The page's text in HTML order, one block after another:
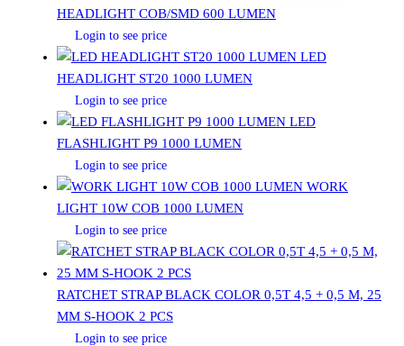
HEADLIGHT COB/SMD 600 LUMEN
Login to see price
LED
HEADLIGHT ST20 1000 LUMEN
Login to see price
LED
FLASHLIGHT P9 1000 LUMEN
Login to see price
WORK
LIGHT 10W COB 1000 LUMEN
Login to see price
RATCHET STRAP BLACK COLOR 0,5T 4,5 + 0,5 M, 25
MM S-HOOK 2 PCS
Login to see price